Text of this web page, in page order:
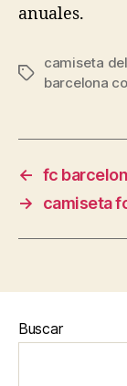
anuales.
Etiquetas
camiseta
barcelona
← fc
→
camiseta
Buscar